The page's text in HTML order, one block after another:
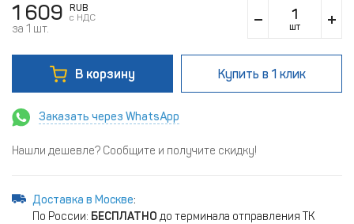
1 609
RUB
c НДС
за 1 шт. шт
В корзину Купить в 1 клик
Заказать через WhatsApp
Нашли дешевле? Сообщите и получите скидку!
Доставка в Москве:
По России: БЕСПЛАТНО до терминала отправления ТК